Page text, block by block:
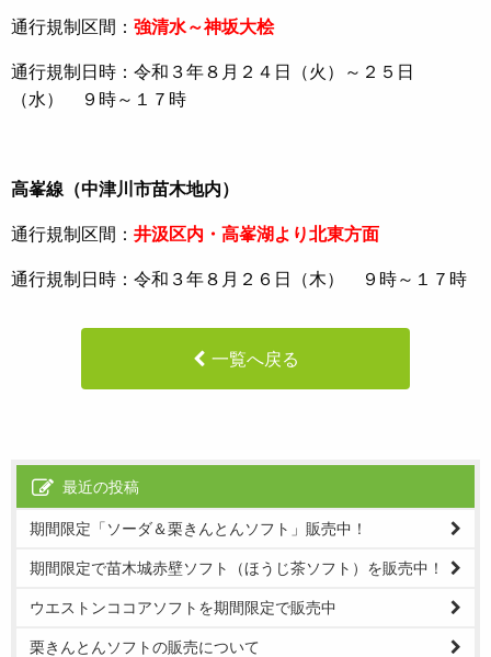
通行規制区間： 強清水～神坂大桧
通行規制日時：令和３年８月２４日（火）～２５日
（水） ９時～１７時
高峯線（中津川市苗木地内）
通行規制区間： 井汲区内・高峯湖より北東方面
通行規制日時：令和３年８月２６日（木） ９時～１７時
一覧へ戻る
最近の投稿
期間限定「ソーダ＆栗きんとんソフト」販売中！
期間限定で苗木城赤壁ソフト（ほうじ茶ソフト）を販売中！
ウエストンココアソフトを期間限定で販売中
栗きんとんソフトの販売について